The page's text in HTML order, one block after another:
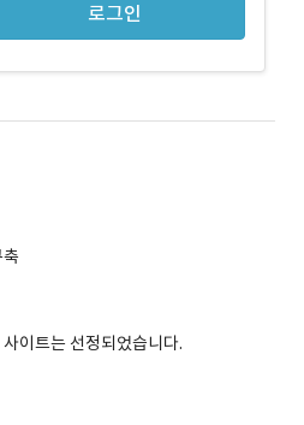
로그인
이트는 선정되었습니다.